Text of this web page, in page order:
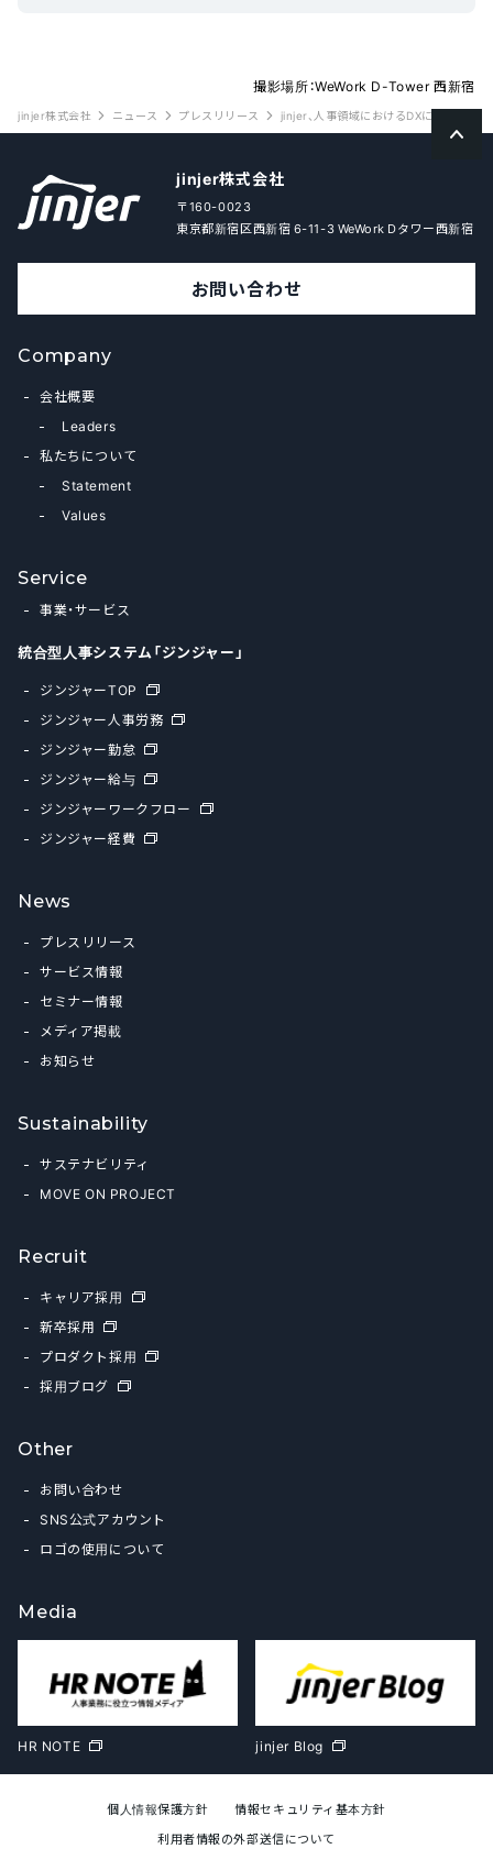
jinjer株式会社 ニュース プレスリリース jinjer、人事領域におけるDXについて調査
撮影場所：WeWork D-Tower 西新宿
jinjer株式会社
〒160-0023
東京都新宿区西新宿 6-11-3 WeWork Dタワー西新宿
お問い合わせ
Company
会社概要
Leaders
私たちについて
Statement
Values
Service
事業・サービス
統合型人事システム「ジンジャー」
ジンジャーTOP
ジンジャー人事労務
ジンジャー勤怠
ジンジャー給与
ジンジャーワークフロー
ジンジャー経費
News
プレスリリース
サービス情報
セミナー情報
メディア掲載
お知らせ
Sustainability
サステナビリティ
MOVE ON PROJECT
Recruit
キャリア採用
新卒採用
プロダクト採用
採用ブログ
Other
お問い合わせ
SNS公式アカウント
ロゴの使用について
Media
HR NOTE jinjer Blog
個人情報保護方針
情報セキュリティ基本方針
利用者情報の外部送信について